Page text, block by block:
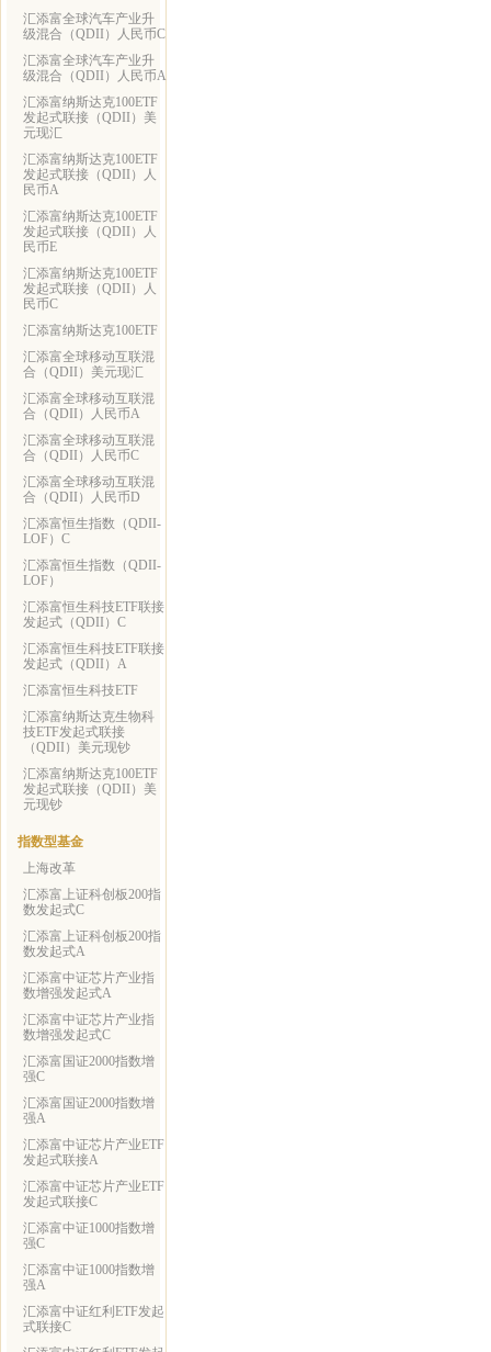
汇添富全球汽车产业升
级混合（QDII）人民币C
汇添富全球汽车产业升
级混合（QDII）人民币A
汇添富纳斯达克100ETF
发起式联接（QDII）美
元现汇
汇添富纳斯达克100ETF
发起式联接（QDII）人
民币A
汇添富纳斯达克100ETF
发起式联接（QDII）人
民币E
汇添富纳斯达克100ETF
发起式联接（QDII）人
民币C
汇添富纳斯达克100ETF
汇添富全球移动互联混
合（QDII）美元现汇
汇添富全球移动互联混
合（QDII）人民币A
汇添富全球移动互联混
合（QDII）人民币C
汇添富全球移动互联混
合（QDII）人民币D
汇添富恒生指数（QDII-
LOF）C
汇添富恒生指数（QDII-
LOF）
汇添富恒生科技ETF联接
发起式（QDII）C
汇添富恒生科技ETF联接
发起式（QDII）A
汇添富恒生科技ETF
汇添富纳斯达克生物科
技ETF发起式联接
（QDII）美元现钞
汇添富纳斯达克100ETF
发起式联接（QDII）美
元现钞
指数型基金
上海改革
汇添富上证科创板200指
数发起式C
汇添富上证科创板200指
数发起式A
汇添富中证芯片产业指
数增强发起式A
汇添富中证芯片产业指
数增强发起式C
汇添富国证2000指数增
强C
汇添富国证2000指数增
强A
汇添富中证芯片产业ETF
发起式联接A
汇添富中证芯片产业ETF
发起式联接C
汇添富中证1000指数增
强C
汇添富中证1000指数增
强A
汇添富中证红利ETF发起
式联接C